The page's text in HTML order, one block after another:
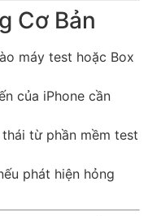
Cơ Bản
máy test hoặc Box
của iPhone cần
từ phần mềm test
phát hiện hỏng